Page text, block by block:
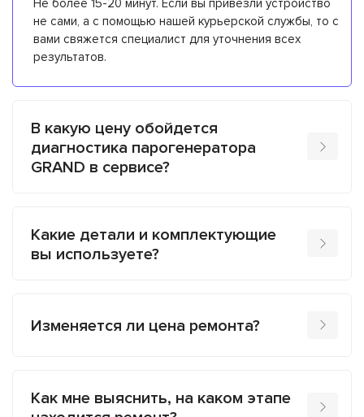
Не более 15-20 минут. Если вы привезли устройство
не сами, а с помощью нашей курьерской службы, то с
вами свяжется специалист для уточнения всех
результатов.
В какую цену обойдется
диагностика парогенератора
GRAND в сервисе?
Какие детали и комплектующие
вы используете?
Изменяется ли цена ремонта?
Как мне выяснить, на каком этапе